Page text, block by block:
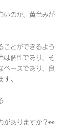
いのか、黄色みが
ことができるよう
は個性であり、そ
ベースであり、良
す。
がありますか？👀